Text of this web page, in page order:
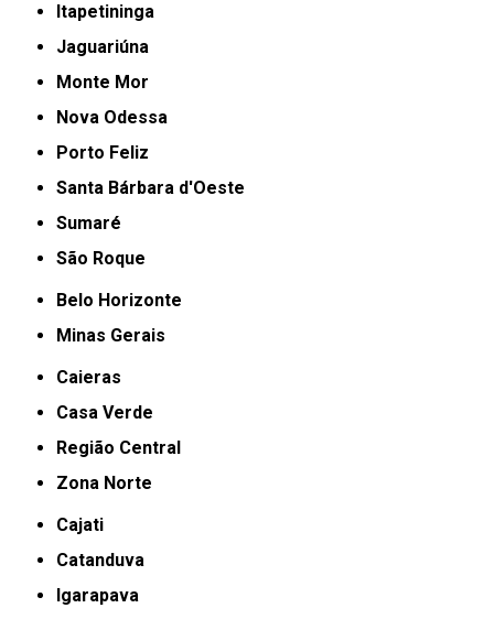
Itapetininga
Jaguariúna
Monte Mor
Nova Odessa
Porto Feliz
Santa Bárbara d'Oeste
Sumaré
São Roque
Belo Horizonte
Minas Gerais
Caieras
Casa Verde
Região Central
Zona Norte
Cajati
Catanduva
Igarapava